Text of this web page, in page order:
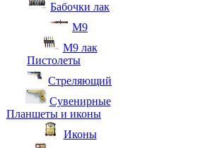
Бабочки лак
М9
M9 лак
Пистолеты
Стреляющий
Сувенирные
Планшеты и иконы
Иконы